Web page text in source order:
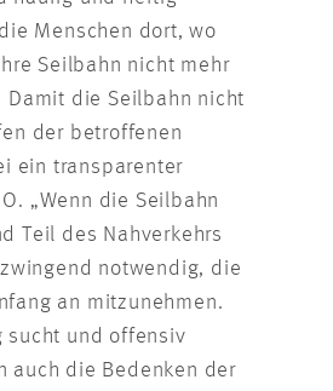
Menschen dort, wo
Seilbahn nicht mehr
Damit die Seilbahn nicht
der betroffenen
ein transparenter
„Wenn die Seilbahn
Teil des Nahverkehrs
notwendig, die
an mitzunehmen.
sucht und offensiv
auch die Bedenken der